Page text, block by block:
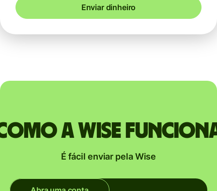
Enviar dinheiro
a Wise
É fácil enviar pela Wise